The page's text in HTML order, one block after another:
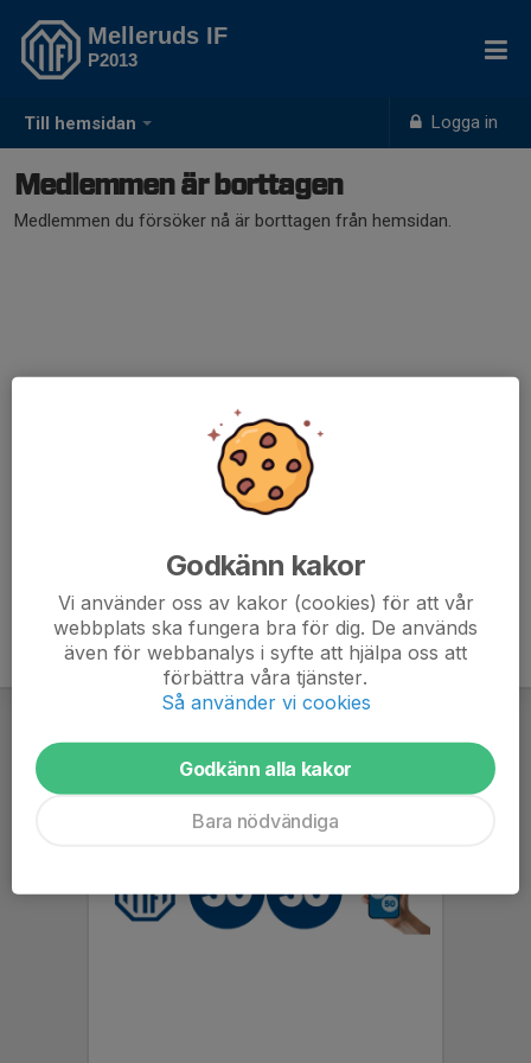
Till hemsidan Logga in
Melleruds IF
P2013
Medlemmen är borttagen
Medlemmen du försöker nå är borttagen från hemsidan.
Godkänn kakor
Vi använder oss av kakor (cookies) för att vår
webbplats ska fungera bra för dig. De används
även för webbanalys i syfte att hjälpa oss att
förbättra våra tjänster.
Så använder vi cookies
Godkänn alla kakor
Bara nödvändiga